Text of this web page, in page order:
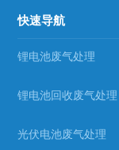
快速导航
锂电池废气处理
锂电池回收废气处理
光伏电池废气处理